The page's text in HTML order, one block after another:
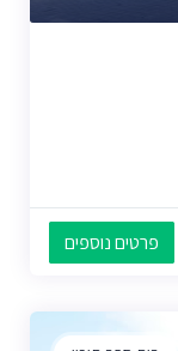
פרטים נוספים